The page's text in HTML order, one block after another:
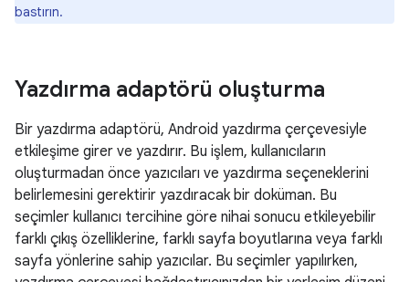
bastırın.
Yazdırma adaptörü oluşturma
Bir yazdırma adaptörü, Android yazdırma çerçevesiyle
etkileşime girer ve yazdırır. Bu işlem, kullanıcıların
oluşturmadan önce yazıcıları ve yazdırma seçeneklerini
belirlemesini gerektirir yazdıracak bir doküman. Bu
seçimler kullanıcı tercihine göre nihai sonucu etkileyebilir
farklı çıkış özelliklerine, farklı sayfa boyutlarına veya farklı
sayfa yönlerine sahip yazıcılar. Bu seçimler yapılırken,